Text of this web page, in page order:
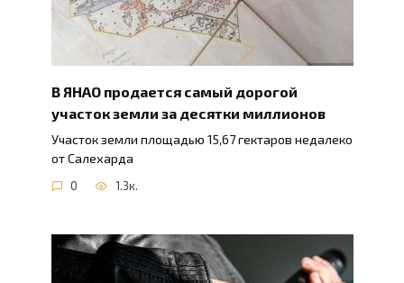
В ЯНАО продается самый дорогой
участок земли за десятки миллионов
Участок земли площадью 15,67 гектаров недалеко
от Салехарда
0 1.3к.